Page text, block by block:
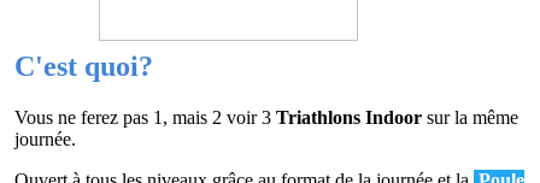
C'est quoi?
Vous ne ferez pas 1, mais 2 voir 3 Triathlons Indoor sur la même
journée.